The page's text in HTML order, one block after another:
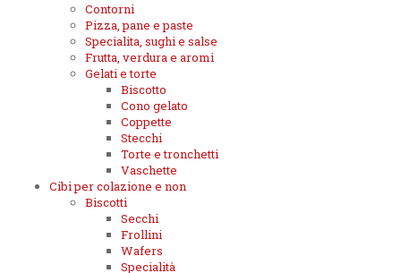
Contorni
Pizza, pane e paste
Specialita, sughi e salse
Frutta, verdura e aromi
Gelati e torte
Biscotto
Cono gelato
Coppette
Stecchi
Torte e tronchetti
Vaschette
Cibi per colazione e non
Biscotti
Secchi
Frollini
Wafers
Specialità